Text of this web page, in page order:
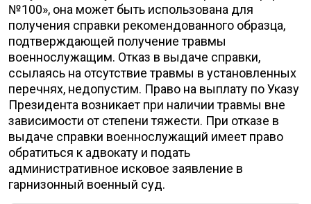
№100», она может быть использована для
получения справки рекомендованного образца,
подтверждающей получение травмы
военнослужащим. Отказ в выдаче справки,
ссылаясь на отсутствие травмы в установленных
перечнях, недопустим. Право на выплату по Указу
Президента возникает при наличии травмы вне
зависимости от степени тяжести. При отказе в
выдаче справки военнослужащий имеет право
обратиться к адвокату и подать
административное исковое заявление в
гарнизонный военный суд.